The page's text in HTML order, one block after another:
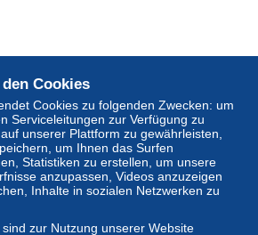
Cookies
Cookies zu folgenden Zwecken: um
Serviceleitungen zur Verfügung zu
unserer Plattform zu gewährleisten,
um Ihnen das Surfen
Statistiken zu erstellen, um unsere
anzupassen, Videos anzuzeigen
Inhalte in sozialen Netzwerken zu
zur Nutzung unserer Website